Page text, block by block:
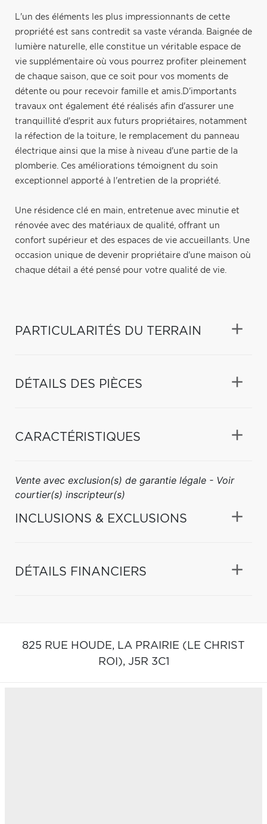
L'un des éléments les plus impressionnants de cette
propriété est sans contredit sa vaste véranda. Baignée de
lumière naturelle, elle constitue un véritable espace de
vie supplémentaire où vous pourrez profiter pleinement
de chaque saison, que ce soit pour vos moments de
détente ou pour recevoir famille et amis.D'importants
travaux ont également été réalisés afin d'assurer une
tranquillité d'esprit aux futurs propriétaires, notamment
la réfection de la toiture, le remplacement du panneau
électrique ainsi que la mise à niveau d'une partie de la
plomberie. Ces améliorations témoignent du soin
exceptionnel apporté à l'entretien de la propriété.
Une résidence clé en main, entretenue avec minutie et
rénovée avec des matériaux de qualité, offrant un
confort supérieur et des espaces de vie accueillants. Une
occasion unique de devenir propriétaire d'une maison où
chaque détail a été pensé pour votre qualité de vie.
PARTICULARITÉS DU TERRAIN
DÉTAILS DES PIÈCES
CARACTÉRISTIQUES
Vente avec exclusion(s) de garantie légale - Voir
courtier(s) inscripteur(s)
INCLUSIONS & EXCLUSIONS
DÉTAILS FINANCIERS
825 RUE HOUDE, LA PRAIRIE (LE CHRIST
ROI), J5R 3C1